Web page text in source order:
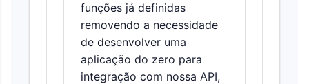
funções já definidas
removendo a necessidade
de desenvolver uma
aplicação do zero para
integração com nossa API,